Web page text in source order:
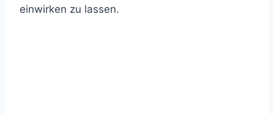
einwirken zu lassen.